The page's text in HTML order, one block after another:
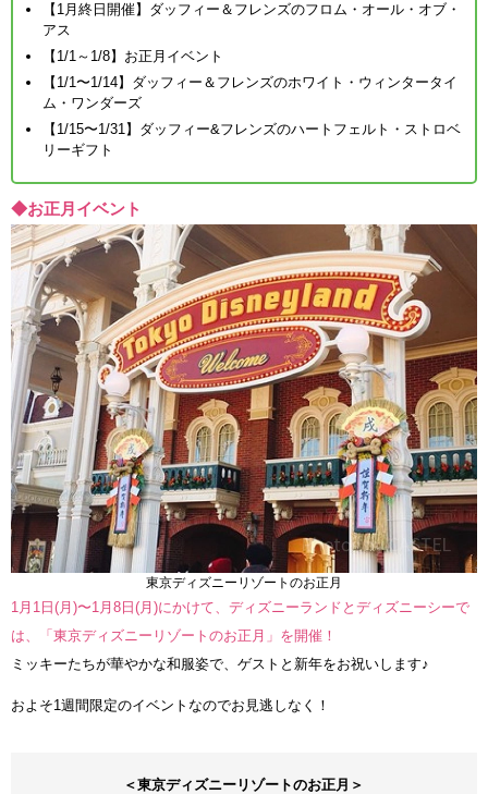
【1月終日開催】ダッフィー＆フレンズのフロム・オール・オブ・
アス
【1/1～1/8】お正月イベント
【1/1〜1/14】ダッフィー＆フレンズのホワイト・ウィンタータイ
ム・ワンダーズ
【1/15〜1/31】ダッフィー&フレンズのハートフェルト・ストロベ
リーギフト
◆お正月イベント
東京ディズニーリゾートのお正月
1月1日(月)〜1月8日(月)にかけて、ディズニーランドとディズニーシーで
は、「東京ディズニーリゾートのお正月」を開催！
ミッキーたちが華やかな和服姿で、ゲストと新年をお祝いします♪
およそ1週間限定のイベントなのでお見逃しなく！
＜東京ディズニーリゾートのお正月＞